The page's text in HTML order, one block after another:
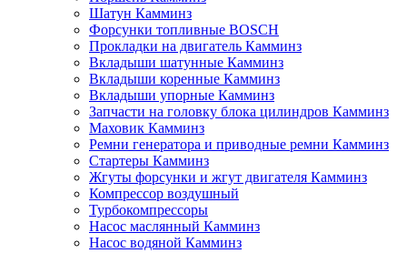
Шатун Камминз
Форсунки топливные BOSCH
Прокладки на двигатель Камминз
Вкладыши шатунные Камминз
Вкладыши коренные Камминз
Вкладыши упорные Камминз
Запчасти на головку блока цилиндров Камминз
Маховик Камминз
Ремни генератора и приводные ремни Камминз
Стартеры Камминз
Жгуты форсунки и жгут двигателя Камминз
Компрессор воздушный
Турбокомпрессоры
Насос маслянный Камминз
Насос водяной Камминз